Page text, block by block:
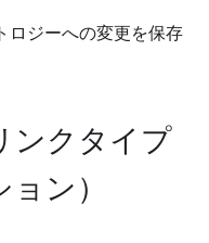
ロジーへの変更を保存
ンクタイプ
ン）